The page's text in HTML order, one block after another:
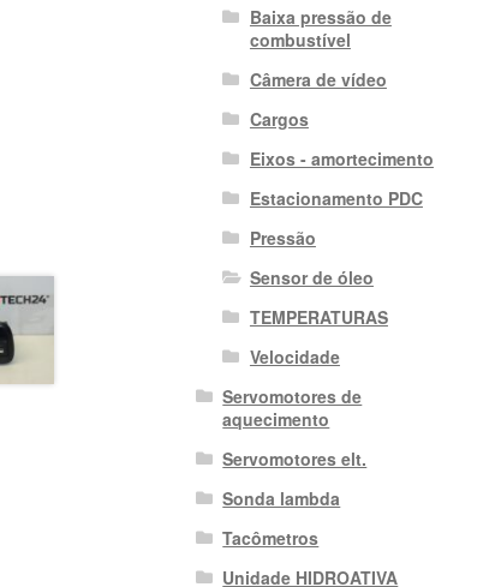
Baixa pressão de
combustível
Câmera de vídeo
Cargos
Eixos - amortecimento
Estacionamento PDC
Pressão
Sensor de óleo
TEMPERATURAS
Velocidade
Servomotores de
aquecimento
Servomotores elt.
Sonda lambda
Tacômetros
Unidade HIDROATIVA